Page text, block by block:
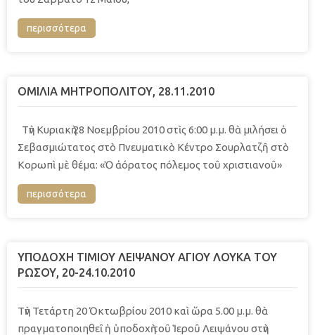
περισσότερα
ΟΜΙΛΙΑ ΜΗΤΡΟΠΟΛΙΤΟΥ, 28.11.2010
Τὴν Κυριακὴ 28 Νοεμβρίου 2010 στὶς 6:00 μ.μ. θὰ μιλήσει ὁ
Σεβασμιώτατος στὸ Πνευματικὸ Κέντρο Σουρλατζῆ στὸ
Κορωπὶ μὲ θέμα: «Ὁ ἀόρατος πόλεμος τοῦ χριστιανοῦ»
περισσότερα
ΥΠΟΔΟΧΗ ΤΙΜΙΟΥ ΛΕΙΨΑΝΟΥ ΑΓΙΟΥ ΛΟΥΚΑ ΤΟΥ
ΡΩΣΟΥ, 20-24.10.2010
Τὴν Τετάρτη 20 Ὀκτωβρίου 2010 καὶ ὥρα 5.00 μ.μ. θὰ
πραγματοποιηθεῖ ἡ ὑποδοχὴ τοῦ Ἱεροῦ Λειψάνου στὴν